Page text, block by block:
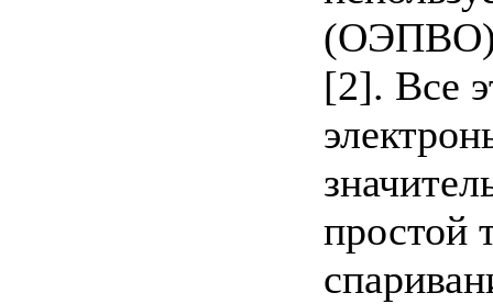
(ОЭПВО)
[2]. Все
простой